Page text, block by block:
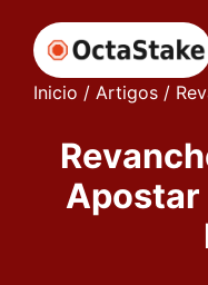
Inicio / Artigos /
Apostar